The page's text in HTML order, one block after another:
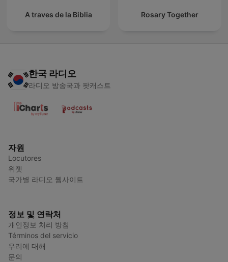
A traves de la Biblia Rosary Together
한국 라디오
라디오 방송국과 팟캐스트
자원
Locutores
위젯
국가별 라디오 웹사이트
정보 및 연락처
개인정보 처리 방침
Términos del servicio
우리에 대해
문의